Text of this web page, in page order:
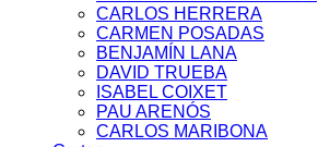
CARLOS HERRERA
CARMEN POSADAS
BENJAMÍN LANA
DAVID TRUEBA
ISABEL COIXET
PAU ARENÓS
CARLOS MARIBONA